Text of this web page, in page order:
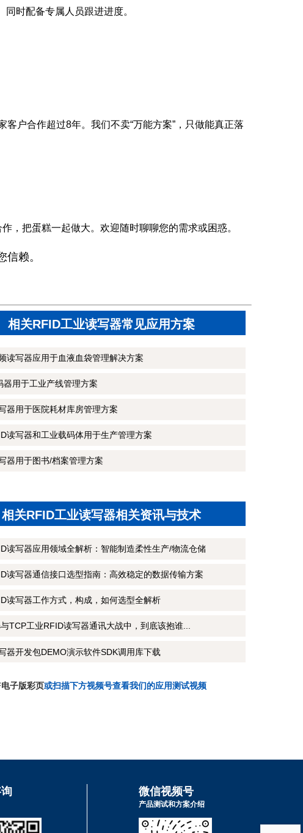
时配备专属人员跟进进度。
户合作超过8年。我们不卖“万能方案”，只做能真正落
，把蛋糕一起做大。欢迎随时聊聊您的需求或困惑。
信赖。
相关RFID工业读写器常见应用方案
读写器应用于血液血袋管理解决方案
器用于工业产线管理方案
器用于医院耗材库房管理方案
读写器和工业载码体用于生产管理方案
器用于图书/档案管理方案
相关RFID工业读写器相关资讯与技术
读写器应用领域全解析：智能制造柔性生产/物流仓储
读写器通信接口选型指南：高效稳定的数据传输方案
读写器工作方式，构成，如何选型全解析
TCP工业RFID读写器通讯大战中，到底该抱谁...
器开发包DEMO演示软件SDK调用库下载
子版彩页或扫描下方视频号查看我们的应用测试视频
微信视频号
产品测试和方案介绍